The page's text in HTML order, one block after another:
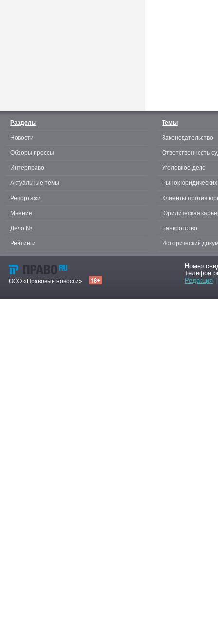
Разделы
Новости
Обзоры прессы
Интерправо
Актуальные темы
Репортажи
Мнение
Дело №
Рейтинги
Темы
Законодательство
Ответственность
Уголовное дело
Рынок юридических
Клиенты против
Юридическая
Банкротство
Исторический
ООО «Правовые новости»
Номер
Телефон
Редакция